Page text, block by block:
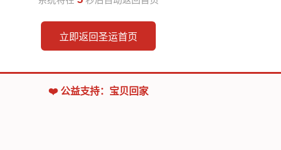
立即返回圣运首页
❤️ 公益支持：宝贝回家